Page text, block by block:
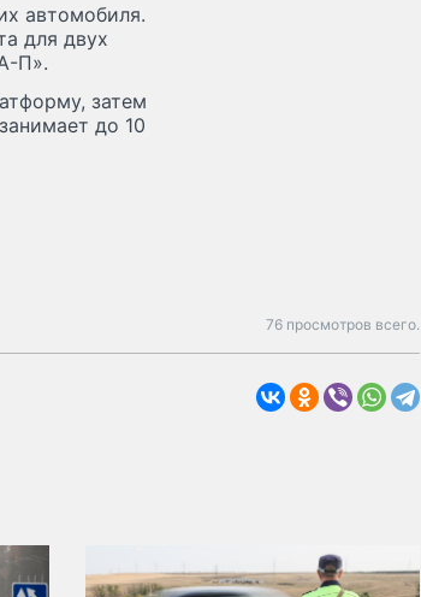
автомобиля.
для двух
П».
затем
до 10
76 просмотров всего.